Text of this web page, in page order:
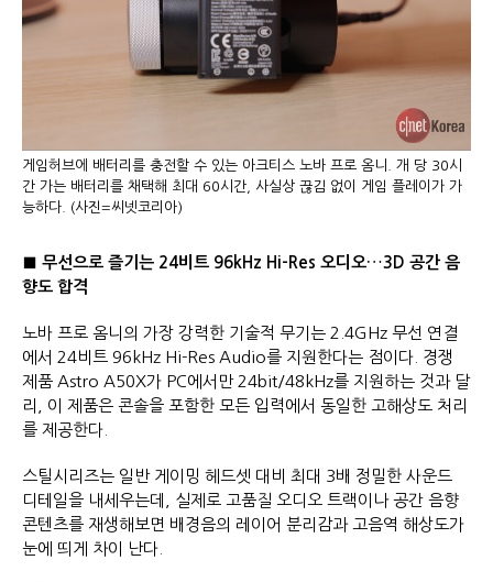
게임허브에 배터리를 충전할 수 있는 아크티스 노바 프로 옴니. 개 당 30시
간 가는 배터리를 채택해 최대 60시간, 사실상 끊김 없이 게임 플레이가 가
능하다. (사진=씨넷코리아)
■ 무선으로 즐기는 24비트 96kHz Hi-Res 오디오…3D 공간 음
향도 합격
노바 프로 옴니의 가장 강력한 기술적 무기는 2.4GHz 무선 연결
에서 24비트 96kHz Hi-Res Audio를 지원한다는 점이다. 경쟁
제품 Astro A50X가 PC에서만 24bit/48kHz를 지원하는 것과 달
리, 이 제품은 콘솔을 포함한 모든 입력에서 동일한 고해상도 처리
를 제공한다.
스틸시리즈는 일반 게이밍 헤드셋 대비 최대 3배 정밀한 사운드
디테일을 내세우는데, 실제로 고품질 오디오 트랙이나 공간 음향
콘텐츠를 재생해보면 배경음의 레이어 분리감과 고음역 해상도가
눈에 띄게 차이 난다.